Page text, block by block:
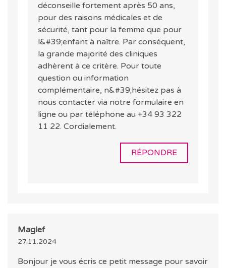
déconseille fortement après 50 ans,
pour des raisons médicales et de
sécurité, tant pour la femme que pour
l&#39;enfant à naître. Par conséquent,
la grande majorité des cliniques
adhèrent à ce critère. Pour toute
question ou information
complémentaire, n&#39;hésitez pas à
nous contacter via notre formulaire en
ligne ou par téléphone au +34 93 322
11 22. Cordialement.
RÉPONDRE
Maglef
27.11.2024
Bonjour je vous écris ce petit message pour savoir